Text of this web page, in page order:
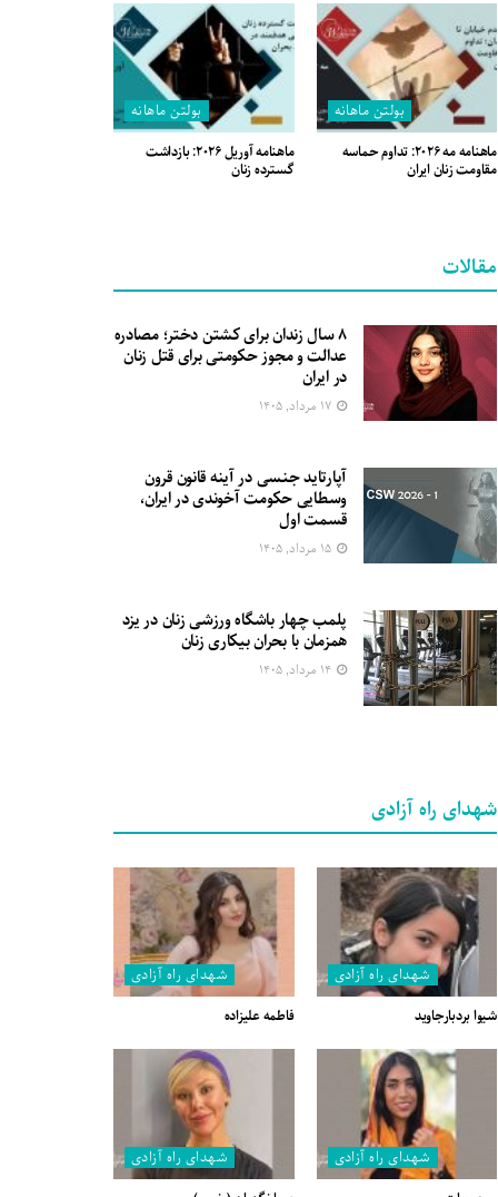
بولتن ماهانه
ماهنامه مه ۲۰۲۶: تداوم حماسه
مقاومت زنان ایران
بولتن ماهانه
ماهنامه آوریل ۲۰۲۶: بازداشت
گسترده زنان
مقالات
۸ سال زندان برای کشتن دختر؛ مصادره
عدالت و مجوز حکومتی برای قتل زنان
در ایران
آپارتاید جنسی در آینه قانون قرون
وسطایی حکومت آخوندی در ایران،
قسمت اول
پلمب چهار باشگاه ورزشی زنان در یزد
همزمان با بحران بیکاری زنان
شهدای راه آزادی
شهدای راه آزادی
شیوا بردبارجاوید
شهدای راه آزادی
فاطمه علیزاده
شهدای راه آزادی
شهدای راه آزادی